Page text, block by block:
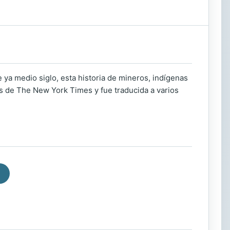
medio siglo, esta historia de mineros, indígenas
The New York Times y fue traducida a varios